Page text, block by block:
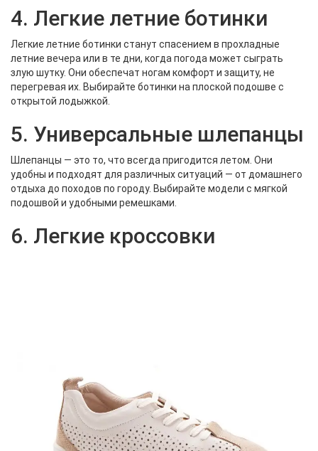
4. Легкие летние ботинки
Легкие летние ботинки станут спасением в прохладные
летние вечера или в те дни, когда погода может сыграть
злую шутку. Они обеспечат ногам комфорт и защиту, не
перегревая их. Выбирайте ботинки на плоской подошве с
открытой лодыжкой.
5. Универсальные шлепанцы
Шлепанцы — это то, что всегда пригодится летом. Они
удобны и подходят для различных ситуаций — от домашнего
отдыха до походов по городу. Выбирайте модели с мягкой
подошвой и удобными ремешками.
6. Легкие кроссовки